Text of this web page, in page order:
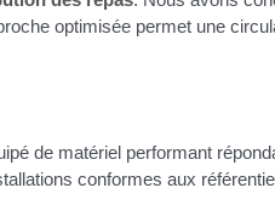
optimisée permet une
de matériel performant
conformes aux